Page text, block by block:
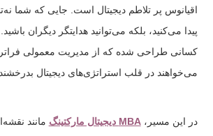
اقیانوس پر تلاطم دیجیتال است. جایی که شما
پیدا می‌کنید، بلکه می‌توانید هدایتگر دیگران
کسانی طراحی شده که از مدیریت معمولی فراتر
می‌خواهند در قلب استراتژی‌های دیجیتال
در این مسیر،MBA دیجیتال مارکتینگ
مانند